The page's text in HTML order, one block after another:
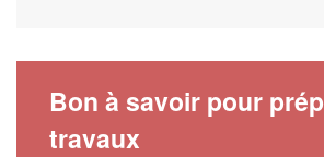
Bon à savoir pour
travaux